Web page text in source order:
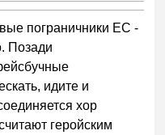
пограничники ЕС -
Позади
идите и
хор
геройским